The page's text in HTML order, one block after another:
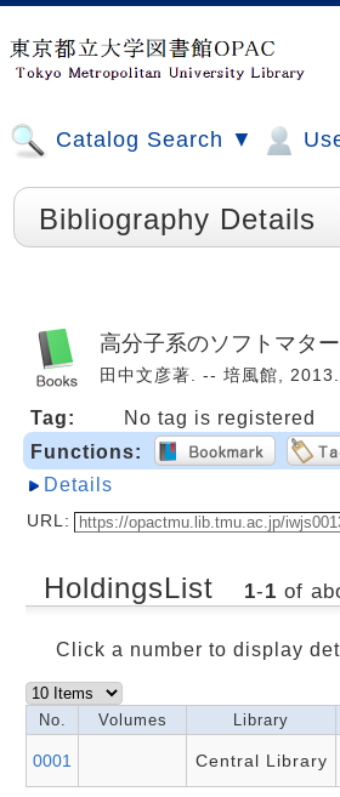
Catalog Search ▼
Bibliography Details
高分子系のソフトマタ
田中文彦著. -- 培風館,
Tag:
No tag is registered
Functions:
Details
URL:
HoldingsList 1-1 of
Click a number to display
No. Volumes Library
0001 Central Library